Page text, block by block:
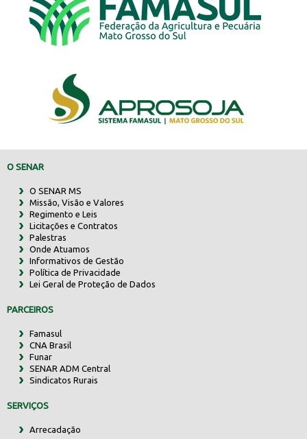
O SENAR
O SENAR MS
Missão, Visão e Valores
Regimento e Leis
Licitações e Contratos
Palestras
Onde Atuamos
Informativos de Gestão
Política de Privacidade
Lei Geral de Proteção de Dados
PARCEIROS
Famasul
CNA Brasil
Funar
SENAR ADM Central
Sindicatos Rurais
SERVIÇOS
Arrecadação